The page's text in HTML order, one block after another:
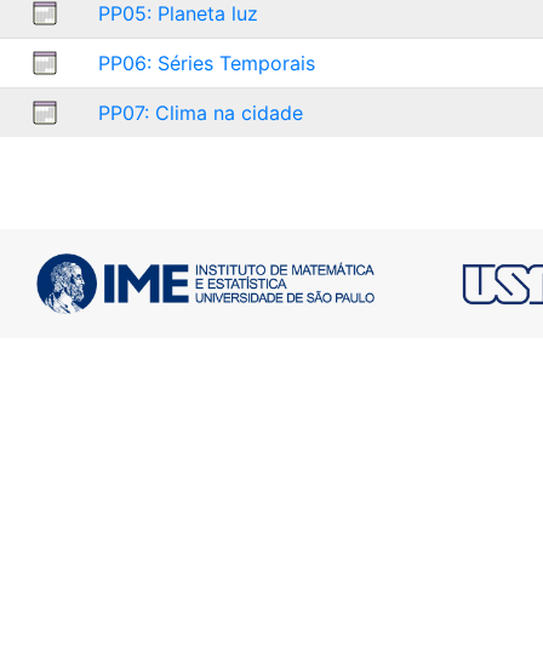
PP05: Planeta luz
PP06: Séries Temporais
PP07: Clima na cidade